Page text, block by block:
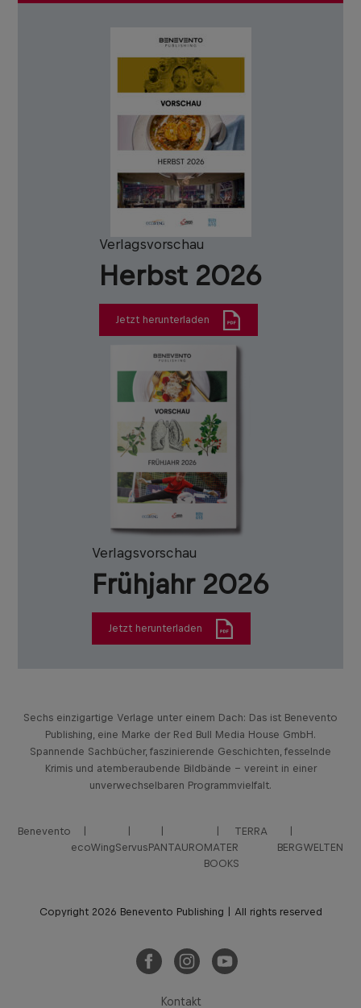
Verlagsvorschau
Herbst 2026
Jetzt herunterladen
Verlagsvorschau
Frühjahr 2026
Jetzt herunterladen
Sechs einzigartige Verlage unter einem Dach: Das ist Benevento
Publishing, eine Marke der Red Bull Media House GmbH.
Spannende Sachbücher, faszinierende Geschichten, fesselnde
Krimis und atemberaubende Bildbände – vereint in einer
unverwechselbaren Programmvielfalt.
Benevento
ecoWingServusPANTAURO
TERRA
MATER
BOOKS
BERGWELTEN
Copyright 2026 Benevento Publishing | All rights reserved
Kontakt